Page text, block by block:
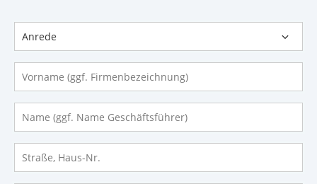
Vorname (ggf. Firmenbezeichnung)
Name (ggf. Name Geschäftsführer)
Straße, Haus-Nr.
Adresszusatz